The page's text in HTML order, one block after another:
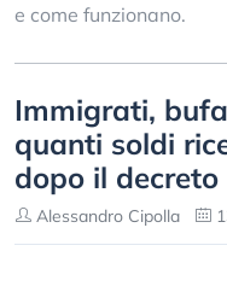
e come funzionano.
Immigrati,
quanti soldi
dopo il decreto
Alessandro Cipolla